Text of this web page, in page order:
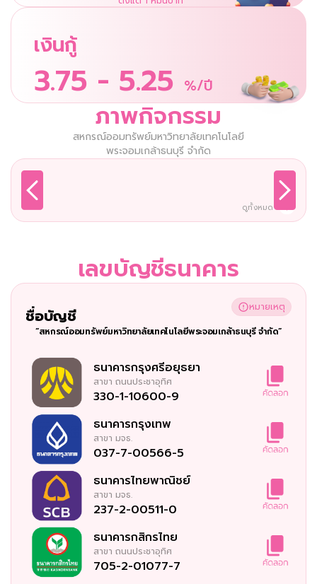
เงินกู้
3.75 - 5.25 %/ปี
ภาพกิจกรรม
สหกรณ์ออมทรัพย์มหาวิทยาลัยเทคโนโลยี
พระจอมเกล้าธนบุรี จำกัด
ดูทั้งหมด
เลขบัญชีธนาคาร
ชื่อบัญชี
หมายเหตุ
“สหกรณ์ออมทรัพย์มหาวิทยาลัยเทคโนโลยีพระจอมเกล้าธนบุรี จำกัด”
ธนาคารกรุงศรีอยุธยา
สาขา ถนนประชาอุทิศ
330-1-10600-9
ธนาคารกรุงเทพ
สาขา มจธ.
037-7-00566-5
ธนาคารไทยพาณิชย์
สาขา มจธ.
237-2-00511-0
ธนาคารกสิกรไทย
สาขา ถนนประชาอุทิศ
705-2-01077-7